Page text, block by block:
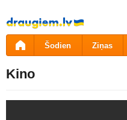
Pāriet
uz
saturu
Šodien Ziņas
Kino